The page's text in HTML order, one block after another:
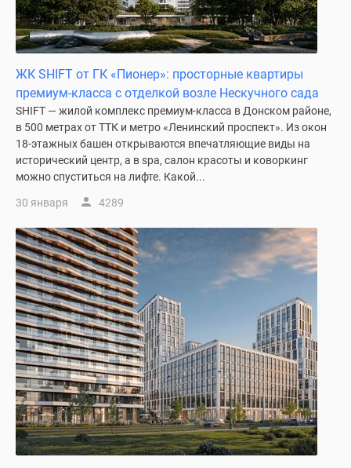
новостроек
Экспертиза
новостроек
Москвы
Подмосковья
Студии
комнатные
комнатные
Квартиры
карте
Ипотечный
калькулятор
Семейная
ипотека
Военная
ипотека
Банки
ЖК SHIFT от ГК «Пионер»: просторные квартиры
премиум-класса с отделкой возле Нескучного сада
SHIFT — жилой комплекс премиум-класса в Донском районе,
в 500 метрах от ТТК и метро «Ленинский проспект». Из окон
18-этажных башен открываются впечатляющие виды на
исторический центр, а в spa, салон красоты и коворкинг
можно спуститься на лифте. Какой...
30 января 4289